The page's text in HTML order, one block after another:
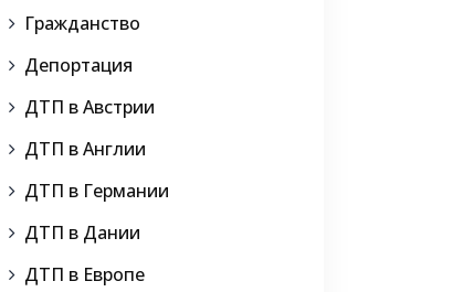
Гражданство
Депортация
ДТП в Австрии
ДТП в Англии
ДТП в Германии
ДТП в Дании
ДТП в Европе